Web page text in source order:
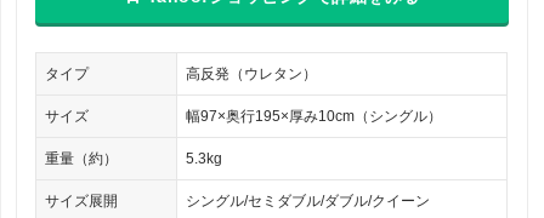
タイプ 高反発（ウレタン）
サイズ 幅97×奥行195×厚み10cm（シングル）
重量（約） 5.3kg
サイズ展開 シングル/セミダブル/ダブル/クイーン